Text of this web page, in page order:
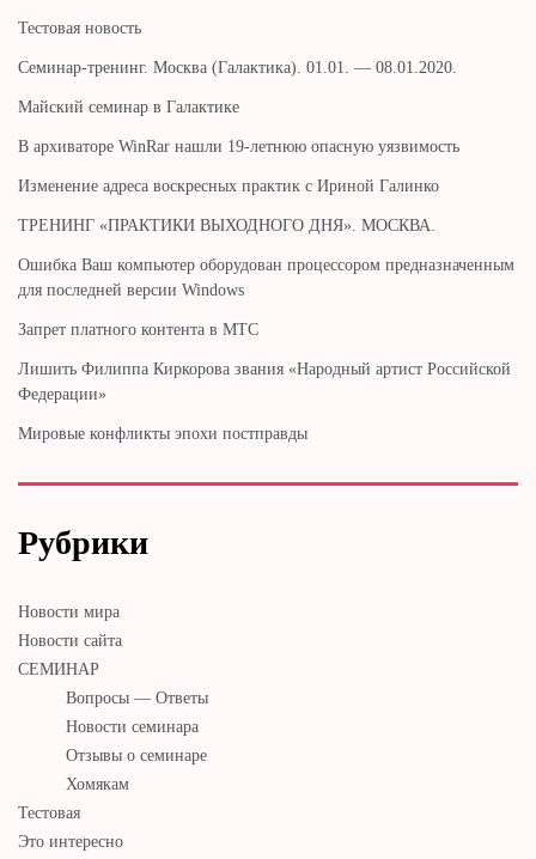
Тестовая новость
Cеминар-тренинг. Москва (Галактика). 01.01. — 08.01.2020.
Майский семинар в Галактике
В архиваторе WinRar нашли 19-летнюю опасную уязвимость
Изменение адреса воскресных практик с Ириной Галинко
ТРЕНИНГ «ПРАКТИКИ ВЫХОДНОГО ДНЯ». МОСКВА.
Ошибка Ваш компьютер оборудован процессором предназначенным
для последней версии Windows
Запрет платного контента в МТС
Лишить Филиппа Киркорова звания «Народный артист Российской
Федерации»
Мировые конфликты эпохи постправды
Рубрики
Новости мира
Новости сайта
СЕМИНАР
Вопросы — Ответы
Новости семинара
Отзывы о семинаре
Хомякам
Тестовая
Это интересно